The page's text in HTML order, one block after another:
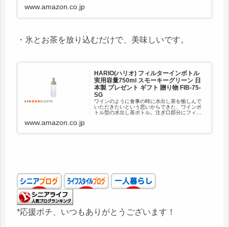
www.amazon.co.jp
・氷とお茶を放り込むだけで、美味しいです。
HARIO(ハリオ) フィルターインボトル
実用容量750ml スモーキーグリーン 日
本製 プレゼント ギフト 贈り物 FIB-75-
SG
ワインのように食事の時に水出し茶を愉しんで
いただきたいという思いからできた、ワインボ
トル型の水出し茶ボトル。注ぎ口部分にフィル
www.amazon.co.jp
*応援ポチ、いつもありがとうございます！